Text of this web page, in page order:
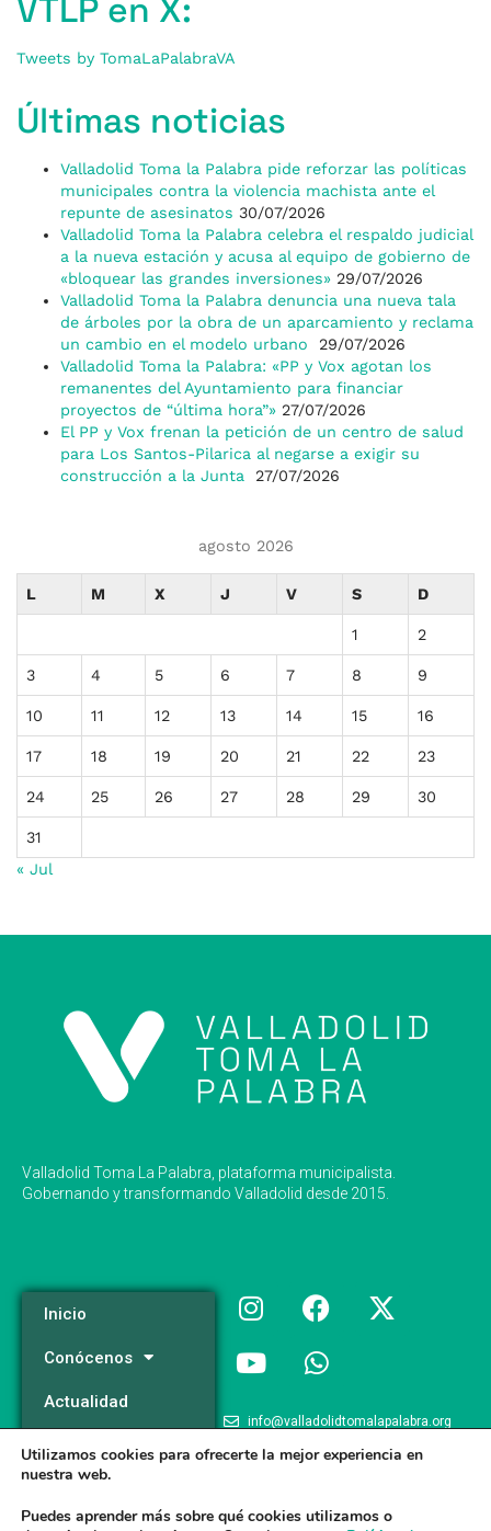
VTLP en X:
Tweets by TomaLaPalabraVA
Últimas noticias
Valladolid Toma la Palabra pide reforzar las políticas
municipales contra la violencia machista ante el
repunte de asesinatos 30/07/2026
Valladolid Toma la Palabra celebra el respaldo judicial
a la nueva estación y acusa al equipo de gobierno de
«bloquear las grandes inversiones» 29/07/2026
Valladolid Toma la Palabra denuncia una nueva tala
de árboles por la obra de un aparcamiento y reclama
un cambio en el modelo urbano
29/07/2026
Valladolid Toma la Palabra: «PP y Vox agotan los
remanentes del Ayuntamiento para financiar
proyectos de “última hora”» 27/07/2026
El PP y Vox frenan la petición de un centro de salud
para Los Santos-Pilarica al negarse a exigir su
construcción a la Junta
27/07/2026
agosto 2026
L M X J V S D
1 2
3 4 5 6 7 8 9
10 11 12 13 14 15 16
17 18 19 20 21 22 23
24 25 26 27 28 29 30
31
« Jul
Valladolid Toma La Palabra, plataforma municipalista.
Gobernando y transformando Valladolid desde 2015.
Inicio
Conócenos
Actualidad
Programa
info@valladolidtomalapalabra.org
+34 983 426 124
Utilizamos cookies para ofrecerte la mejor experiencia en
nuestra web.
Puedes aprender más sobre qué cookies utilizamos o